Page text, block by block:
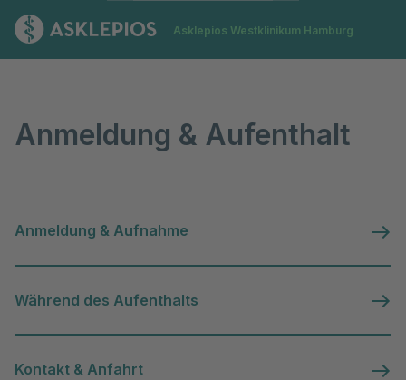
Zur Startseite
Asklepios Westklinikum Hamburg
Anmeldung & Aufenthalt
Anmeldung & Aufnahme
Während des Aufenthalts
Kontakt & Anfahrt